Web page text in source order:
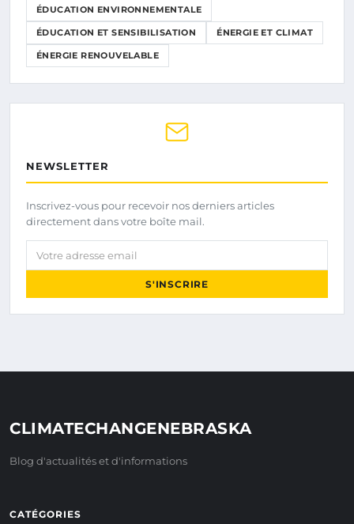
ÉDUCATION ENVIRONNEMENTALE
ÉDUCATION ET SENSIBILISATION ÉNERGIE ET CLIMAT
ÉNERGIE RENOUVELABLE
NEWSLETTER
Inscrivez-vous pour recevoir nos derniers articles
directement dans votre boîte mail.
Votre adresse email
S'INSCRIRE
CLIMATECHANGENEBRASKA
Blog d'actualités et d'informations
CATÉGORIES